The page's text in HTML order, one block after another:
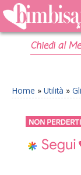
Chiedi al
Home » Utilità »